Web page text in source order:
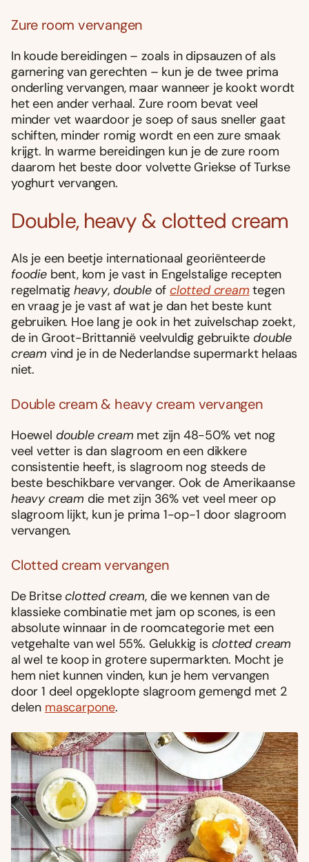
Zure room vervangen
In koude bereidingen – zoals in dipsauzen of als
garnering van gerechten – kun je de twee prima
onderling vervangen, maar wanneer je kookt wordt
het een ander verhaal. Zure room bevat veel
minder vet waardoor je soep of saus sneller gaat
schiften, minder romig wordt en een zure smaak
krijgt. In warme bereidingen kun je de zure room
daarom het beste door volvette Griekse of Turkse
yoghurt vervangen.
Double, heavy & clotted cream
Als je een beetje internationaal georiënteerde
foodiebent, kom je vast in Engelstalige recepten
regelmatigheavy, doubleof clotted cream tegen
en vraag je je vast af wat je dan het beste kunt
gebruiken. Hoe lang je ook in het zuivelschap zoekt,
de in Groot-Brittannië veelvuldig gebruiktedouble
cream vind je in de Nederlandse supermarkt helaas
niet.
Double cream & heavy cream vervangen
Hoewel double cream met zijn 48-50% vet nog
veel vetter is dan slagroom en een dikkere
consistentie heeft, is slagroom nog steeds de
beste beschikbare vervanger. Ook de Amerikaanse
heavy cream die met zijn 36% vet veel meer op
slagroom lijkt, kun je prima 1-op-1 door slagroom
vervangen.
Clotted cream vervangen
De Britseclotted cream, die we kennen van de
klassieke combinatie met jam op scones, is een
absolute winnaar in de roomcategorie met een
vetgehalte van wel 55%. Gelukkig is clotted cream
al wel te koop in grotere supermarkten. Mocht je
hem niet kunnen vinden, kun je hem vervangen
door 1 deel opgeklopte slagroom gemengd met 2
delen mascarpone.